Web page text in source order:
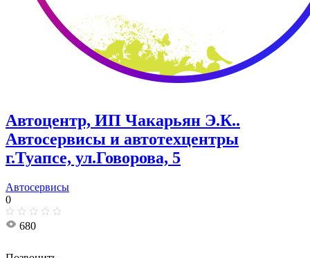
Автоцентр, ИП Чакарьян Э.К..
Автосервисы и автотехцентры
г.Туапсе, ул.Говорова, 5
Автосервисы
0
680